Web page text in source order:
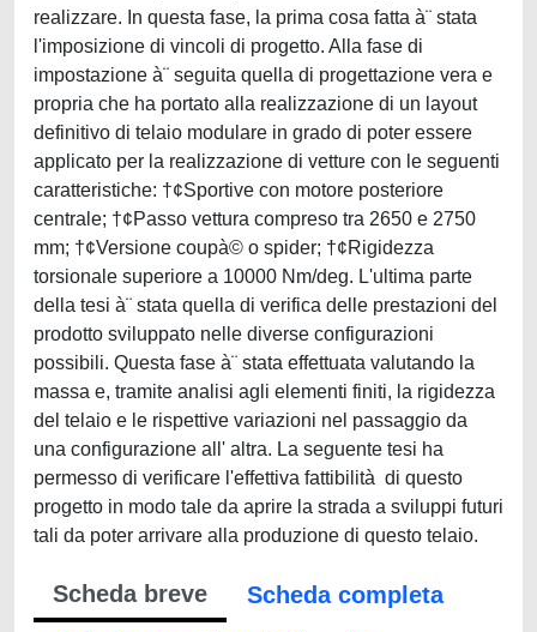
realizzare. In questa fase, la prima cosa fatta à¨ stata
l'imposizione di vincoli di progetto. Alla fase di
impostazione à¨ seguita quella di progettazione vera e
propria che ha portato alla realizzazione di un layout
definitivo di telaio modulare in grado di poter essere
applicato per la realizzazione di vetture con le seguenti
caratteristiche: †¢Sportive con motore posteriore
centrale; †¢Passo vettura compreso tra 2650 e 2750
mm; †¢Versione coupà© o spider; †¢Rigidezza
torsionale superiore a 10000 Nm/deg. L'ultima parte
della tesi à¨ stata quella di verifica delle prestazioni del
prodotto sviluppato nelle diverse configurazioni
possibili. Questa fase à¨ stata effettuata valutando la
massa e, tramite analisi agli elementi finiti, la rigidezza
del telaio e le rispettive variazioni nel passaggio da
una configurazione all' altra. La seguente tesi ha
permesso di verificare l'effettiva fattibilità di questo
progetto in modo tale da aprire la strada a sviluppi futuri
tali da poter arrivare alla produzione di questo telaio.
Scheda breve
Scheda completa